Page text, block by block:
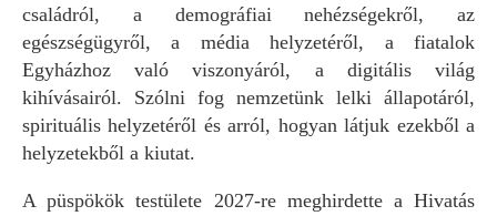
családról, a demográfiai nehézségekről, az
egészségügyről, a média helyzetéről, a fiatalok
Egyházhoz való viszonyáról, a digitális világ
kihívásairól. Szólni fog nemzetünk lelki állapotáról,
spirituális helyzetéről és arról, hogyan látjuk ezekből a
helyzetekből a kiutat.
A püspökök testülete 2027-re meghirdette a Hivatás